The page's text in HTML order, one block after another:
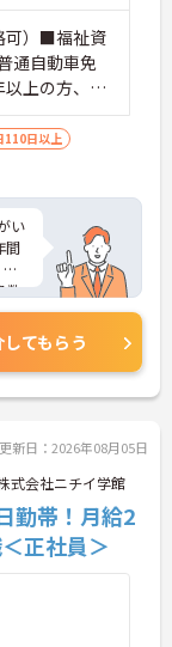
面
完
。
と
を
可）■福祉資
通自動車免
上の方、障
ちの方大歓
110日以上
い
間
数
ら
ー
キ
広
格
者
ッ
てもらう
更新日：2026年08月05日
式会社ニチイ学館
勤帯！月給2
正社員＞